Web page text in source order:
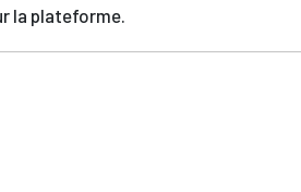
la plateforme.